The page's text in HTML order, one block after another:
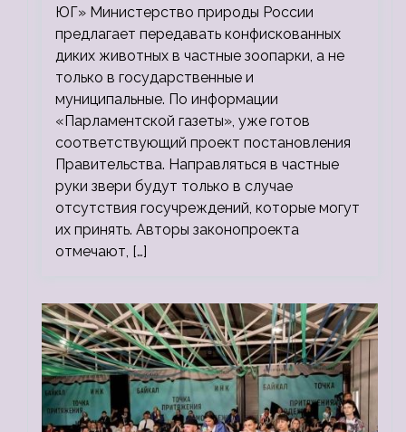
ЮГ» Министерство природы России
предлагает передавать конфискованных
диких животных в частные зоопарки, а не
только в государственные и
муниципальные. По информации
«Парламентской газеты», уже готов
соответствующий проект постановления
Правительства. Направляться в частные
руки звери будут только в случае
отсутствия госучреждений, которые могут
их принять. Авторы законопроекта
отмечают, […]